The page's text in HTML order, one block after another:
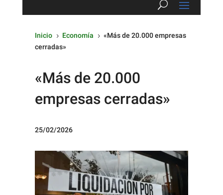
Inicio 5 Economía 5 «Más de 20.000 empresas
cerradas»
«Más de 20.000
empresas cerradas»
25/02/2026